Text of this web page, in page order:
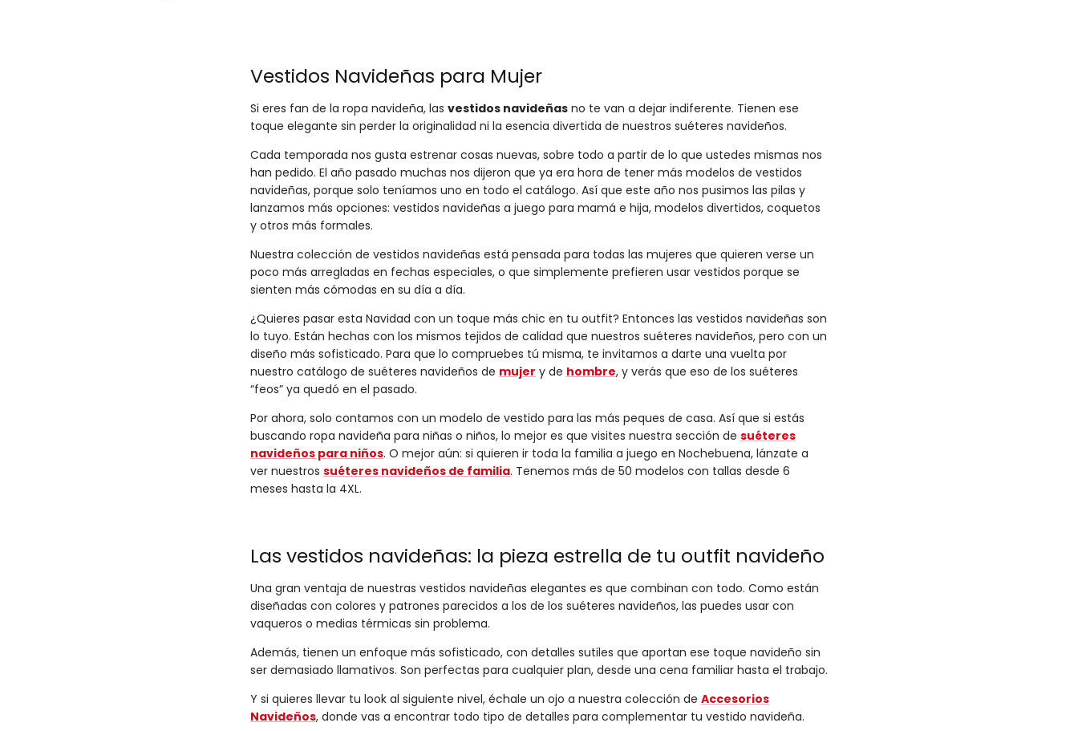
Vestidos Navideñas para Mujer
Si eres fan de la ropa navideña, las vestidos navideñas no te van a dejar indiferente. Tienen ese
toque elegante sin perder la originalidad ni la esencia divertida de nuestros suéteres navideños.
Cada temporada nos gusta estrenar cosas nuevas, sobre todo a partir de lo que ustedes mismas nos
han pedido. El año pasado muchas nos dijeron que ya era hora de tener más modelos de vestidos
navideñas, porque solo teníamos uno en todo el catálogo. Así que este año nos pusimos las pilas y
lanzamos más opciones: vestidos navideñas a juego para mamá e hija, modelos divertidos, coquetos
y otros más formales.
Nuestra colección de vestidos navideñas está pensada para todas las mujeres que quieren verse un
poco más arregladas en fechas especiales, o que simplemente prefieren usar vestidos porque se
sienten más cómodas en su día a día.
¿Quieres pasar esta Navidad con un toque más chic en tu outfit? Entonces las vestidos navideñas son
lo tuyo. Están hechas con los mismos tejidos de calidad que nuestros suéteres navideños, pero con un
diseño más sofisticado. Para que lo compruebes tú misma, te invitamos a darte una vuelta por
nuestro catálogo de suéteres navideños de mujer y de hombre, y verás que eso de los suéteres
“feos” ya quedó en el pasado.
Por ahora, solo contamos con un modelo de vestido para las más peques de casa. Así que si estás
buscando ropa navideña para niñas o niños, lo mejor es que visites nuestra sección de suéteres
navideños para niños. O mejor aún: si quieren ir toda la familia a juego en Nochebuena, lánzate a
ver nuestros suéteres navideños de familia. Tenemos más de 50 modelos con tallas desde 6
meses hasta la 4XL.
Las vestidos navideñas: la pieza estrella de tu outfit navideño
Una gran ventaja de nuestras vestidos navideñas elegantes es que combinan con todo. Como están
diseñadas con colores y patrones parecidos a los de los suéteres navideños, las puedes usar con
vaqueros o medias térmicas sin problema.
Además, tienen un enfoque más sofisticado, con detalles sutiles que aportan ese toque navideño sin
ser demasiado llamativos. Son perfectas para cualquier plan, desde una cena familiar hasta el trabajo.
Y si quieres llevar tu look al siguiente nivel, échale un ojo a nuestra colección de Accesorios
Navideños, donde vas a encontrar todo tipo de detalles para complementar tu vestido navideña.